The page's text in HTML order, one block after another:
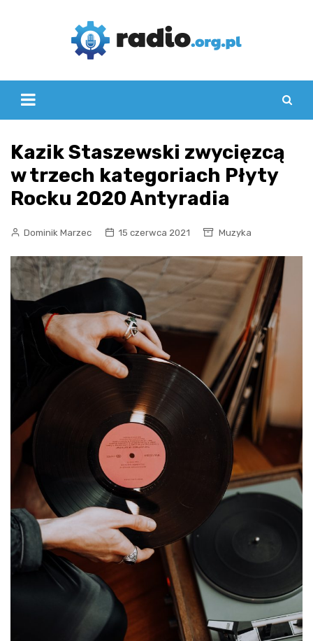
Kazik Staszewski zwycięzcą
w trzech kategoriach Płyty
Rocku 2020 Antyradia
Dominik Marzec 15 czerwca 2021 Muzyka